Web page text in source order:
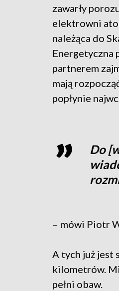
zawarły
elektrowni
należąca do
Energetyczna
partnerem
mają
popłynie
Do
– mówi Piotr
A tych już jest
kilometrów.
pełni obaw.